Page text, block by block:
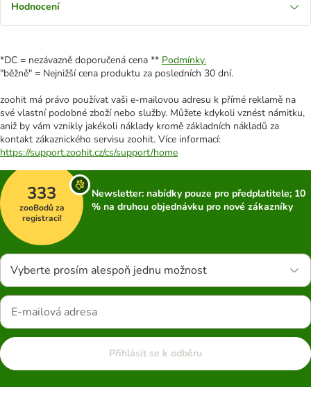
Hodnocení
*DC = nezávazně doporučená cena ** Podmínky.
"běžně" = Nejnižší cena produktu za posledních 30 dní.
zoohit má právo používat vaši e-mailovou adresu k přímé reklamě na
své vlastní podobné zboží nebo služby. Můžete kdykoli vznést námitku,
aniž by vám vznikly jakékoli náklady kromě základních nákladů za
kontakt zákaznického servisu zoohit. Více informací:
https://support.zoohit.cz/cs/support/home
333
zooBodů za
registraci!
Newsletter: nabídky pouze pro předplatitele; 10
% na druhou objednávku pro nové zákazníky
Vyberte prosím alespoň jednu možnost
Přihlásit se k odběru